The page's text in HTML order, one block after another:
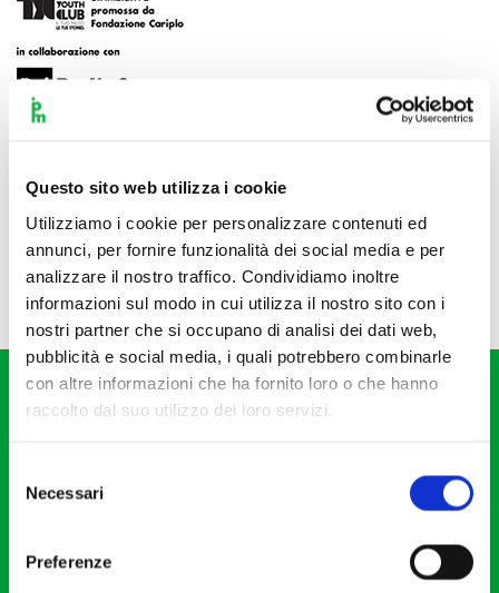
Questo sito web utilizza i cookie
Utilizziamo i cookie per personalizzare contenuti ed
annunci, per fornire funzionalità dei social media e per
analizzare il nostro traffico. Condividiamo inoltre
informazioni sul modo in cui utilizza il nostro sito con i
nostri partner che si occupano di analisi dei dati web,
pubblicità e social media, i quali potrebbero combinarle
con altre informazioni che ha fornito loro o che hanno
raccolto dal suo utilizzo dei loro servizi.
delNecessari
Preferenze
20121 Milano